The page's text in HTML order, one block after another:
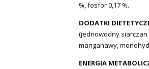
%, fosfor 0,17 %.
DODATKI
(jednowodny siarczan
manganawy,
ENERGIA